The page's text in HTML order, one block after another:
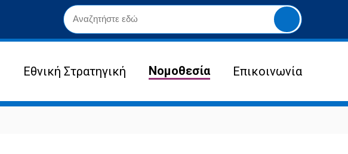
Yποβολή
αναζήτησης
Εθνική Στρατηγική Νομοθεσία Επικοινωνία